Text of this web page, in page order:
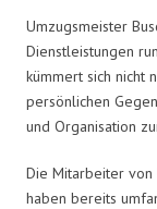
Umzugsmeister
Dienstleistungen
kümmert sich nicht
persönlichen
und Organisation
Die Mitarbeiter von
haben bereits